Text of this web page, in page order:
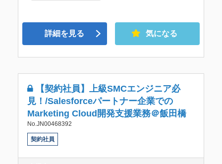
詳細を見る 気になる
【契約社員】上級SMCエンジニア必
見！/Salesforceパートナー企業での
Marketing Cloud開発支援業務＠飯田橋
No.JN00468392
契約社員